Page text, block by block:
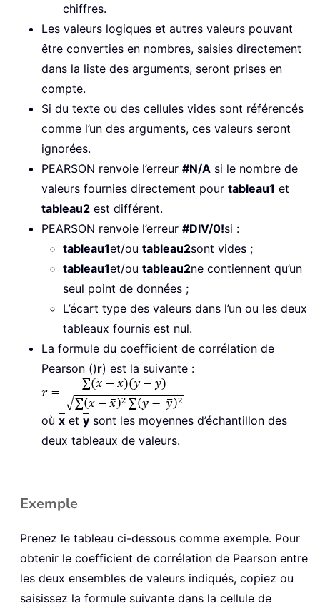
chiffres.
Les valeurs logiques et autres valeurs pouvant
être converties en nombres, saisies directement
dans la liste des arguments, seront prises en
compte.
Si du texte ou des cellules vides sont référencés
comme l’un des arguments, ces valeurs seront
ignorées.
PEARSON renvoie l’erreur #N/A si le nombre de
valeurs fournies directement pour tableau1 et
tableau2 est différent.
PEARSON renvoie l’erreur #DIV/0!si :
tableau1et/ou tableau2sont vides ;
tableau1et/ou tableau2ne contiennent qu’un
seul point de données ;
L’écart type des valeurs dans l’un ou les deux
tableaux fournis est nul.
La formule du coefficient de corrélation de
Pearson ()r) est la suivante :
où x et y sont les moyennes d’échantillon des
deux tableaux de valeurs.
Exemple
Prenez le tableau ci-dessous comme exemple. Pour
obtenir le coefficient de corrélation de Pearson entre
les deux ensembles de valeurs indiqués, copiez ou
saisissez la formule suivante dans la cellule de